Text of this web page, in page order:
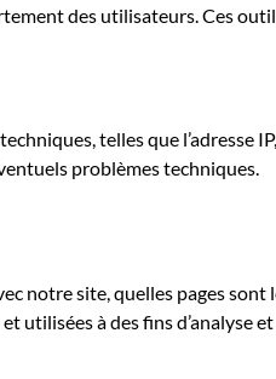
des utilisateurs. Ces
telles que l’adresse
problèmes techniques.
notre site, quelles pages sont
à des fins d’analyse